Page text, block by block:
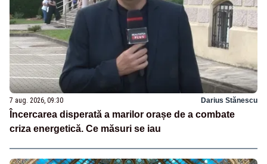
7 aug. 2026, 09:30 Darius Stănescu
Încercarea disperată a marilor orașe de a combate
criza energetică. Ce măsuri se iau